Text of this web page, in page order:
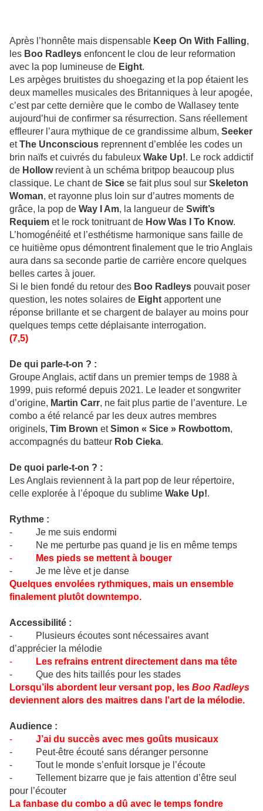
Après l’honnête mais dispensable Keep On With Falling,
les Boo Radleys enfoncent le clou de leur reformation
avec la pop lumineuse de Eight.
Les arpèges bruitistes du shoegazing et la pop étaient les
deux mamelles musicales des Britanniques à leur apogée,
c’est par cette dernière que le combo de Wallasey tente
aujourd’hui de confirmer sa résurrection. Sans réellement
effleurer l’aura mythique de ce grandissime album, Seeker
etThe Unconscious reprennent d’emblée les codes un
brin naïfs et cuivrés du fabuleux Wake Up!. Le rock addictif
de Hollowrevient à un schéma britpop beaucoup plus
classique. Le chant de Sice se fait plus soul sur Skeleton
Woman, et rayonne plus loin sur d’autres moments de
grâce, la pop de Way I Am, la langueur de Swift’s
Requiem et le rock tonitruant de How Was I To Know.
L’homogénéité et l’esthétisme harmonique sans faille de
ce huitième opus démontrent finalement que le trio Anglais
aura dans sa seconde partie de carrière encore quelques
belles cartes à jouer.
Si le bien fondé du retour des Boo Radleys pouvait poser
question, les notes solaires de Eight apportent une
réponse brillante et se chargent de balayer au moins pour
quelques temps cette déplaisante interrogation.
(7,5)
De qui parle-t-on ? :
Groupe Anglais, actif dans un premier temps de 1988 à
1999, puis reformé depuis 2021. Le leader et songwriter
d’origine, Martin Carr, ne fait plus partie de l’aventure. Le
combo a été relancé par les deux autres membres
originels, Tim Brown etSimon « Sice » Rowbottom,
accompagnés du batteur Rob Cieka.
De quoi parle-t-on ? :
Les Anglais reviennent à la part pop de leur répertoire,
celle explorée à l’époque du sublime Wake Up!.
Rythme :
- Je me suis endormi
- Ne me perturbe pas quand je lis en même temps
-
Mes pieds se mettent à bouger
- Je me lève et je danse
Quelques envolées rythmiques, mais un ensemble
finalement plutôt downtempo.
Accessibilité :
- Plusieurs écoutes sont nécessaires avant
d’apprécier la mélodie
-
Les refrains entrent directement dans ma tête
- Que des hits taillés pour les stades
Lorsqu’ils abordent leur versant pop, les Boo Radleys
deviennent alors des maitres dans l’art de la mélodie.
Audience :
- J’ai du succès avec mes goûts musicaux
- Peut-être écouté sans déranger personne
- Tout le monde s’enfuit lorsque je l’écoute
- Tellement bizarre que je fais attention d’être seul
pour l’écouter
La fanbase du combo a dû avec le temps fondre